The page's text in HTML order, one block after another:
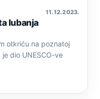
11. 12. 2023.
lubanja
otkriću na poznatoj
dio UNESCO-ve